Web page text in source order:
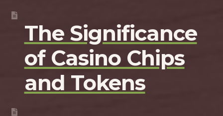
The Significance
of Casino Chips
and Tokens